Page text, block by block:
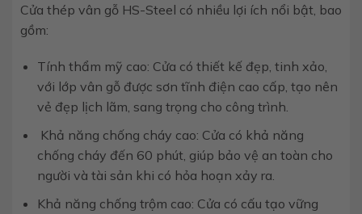
Cửa thép vân gỗ HS-Steel có nhiều lợi ích nổi bật, bao
gồm:
Tính thẩm mỹ cao: Cửa có thiết kế đẹp, tinh xảo,
với lớp vân gỗ được sơn tĩnh điện cao cấp, tạo nên
vẻ đẹp lịch lãm, sang trọng cho công trình.
Khả năng chống cháy cao: Cửa có khả năng
chống cháy đến 60 phút, giúp bảo vệ an toàn cho
người và tài sản khi có hỏa hoạn xảy ra.
Khả năng chống trộm cao: Cửa có cấu tạo vững